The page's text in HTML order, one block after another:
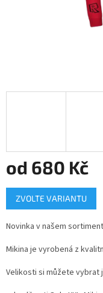
od 680 Kč
Měrná
cena:
ZVOLTE VARIANTU
Novinka v našem
Mikina je vyrobená z
Velikosti si můžete vybrat